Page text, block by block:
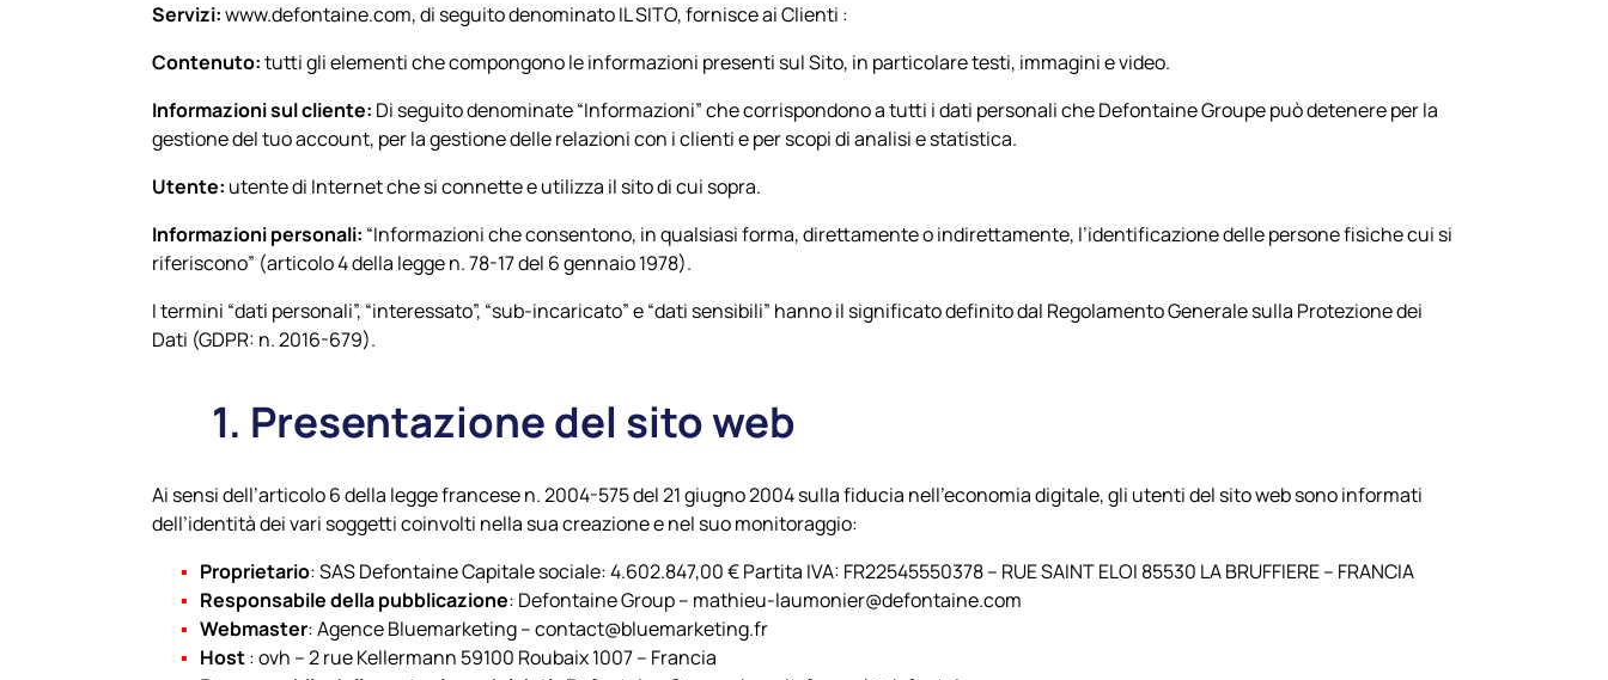
Servizi:www.defontaine.com, di seguito denominatoIL SITO, fornisce ai Clienti :
Contenuto:tutti gli elementi che compongono le informazioni presenti sul Sito, in particolare testi, immagini e video.
Informazioni sul cliente: Di seguito denominate “Informazioni” che corrispondono a tutti i dati personali che Defontaine Groupe può detenere per la
gestione del tuo account, per la gestione delle relazioni con i clienti e per scopi di analisi e statistica.
Utente: utente di Internet che si connette e utilizza il sito di cui sopra.
Informazioni personali: “Informazioni che consentono, in qualsiasi forma, direttamente o indirettamente, l’identificazione delle persone fisiche cui si
riferiscono” (articolo 4 della legge n. 78-17 del 6 gennaio 1978).
I termini “dati personali”, “interessato”, “sub-incaricato” e “dati sensibili” hanno il significato definito dal Regolamento Generale sulla Protezione dei
Dati (GDPR: n. 2016-679).
1. Presentazione del sito web
Ai sensi dell’articolo 6 della legge francese n. 2004-575 del 21 giugno 2004 sulla fiducia nell’economia digitale, gli utenti del sito web sono informati
dell’identità dei vari soggetti coinvolti nella sua creazione e nel suo monitoraggio:
Proprietario: SAS Defontaine Capitale sociale: 4.602.847,00 € Partita IVA: FR22545550378 – RUE SAINT ELOI 85530 LA BRUFFIERE – FRANCIA
Responsabile della pubblicazione: Defontaine Group – mathieu-laumonier@defontaine.com
Webmaster: Agence Bluemarketing – contact@bluemarketing.fr
Host: ovh – 2 rue Kellermann 59100 Roubaix 1007 – Francia